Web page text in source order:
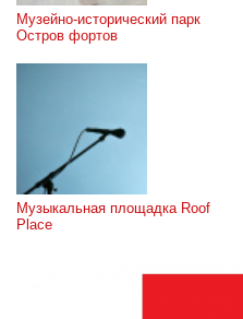
Музейно-исторический парк
Остров фортов
Музыкальная площадка Roof
Place